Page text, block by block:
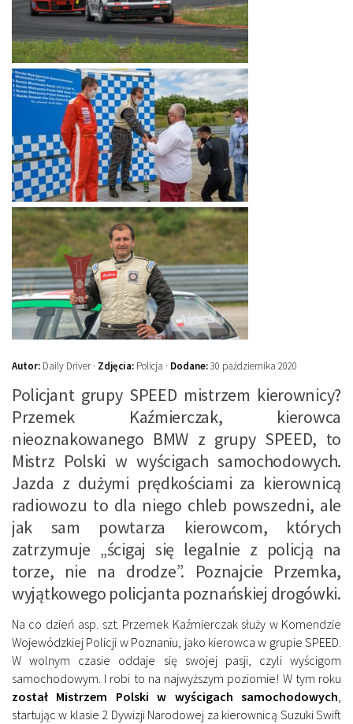
Autor: Daily Driver · Zdjęcia: Policja · Dodane:30 października 2020
Policjant grupy SPEED mistrzem kierownicy?
Przemek Kaźmierczak, kierowca
nieoznakowanego BMW z grupy SPEED, to
Mistrz Polski w wyścigach samochodowych.
Jazda z dużymi prędkościami za kierownicą
radiowozu to dla niego chleb powszedni, ale
jak sam powtarza kierowcom, których
zatrzymuje „ścigaj się legalnie z policją na
torze, nie na drodze”. Poznajcie Przemka,
wyjątkowego policjanta poznańskiej drogówki.
Na co dzień asp. szt. Przemek Kaźmierczak służy w Komendzie
Wojewódzkiej Policji w Poznaniu, jako kierowca w grupie SPEED.
W wolnym czasie oddaje się swojej pasji, czyli wyścigom
samochodowym. I robi to na najwyższym poziomie! W tym roku
został Mistrzem Polski w wyścigach samochodowych,
startując w klasie 2 Dywizji Narodowej za kierownicą Suzuki Swift